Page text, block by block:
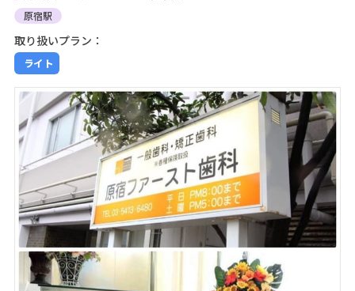
原宿駅
取り扱いプラン：
ライト